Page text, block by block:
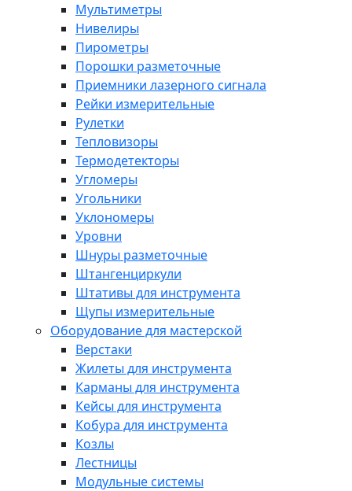
Мультиметры
Нивелиры
Пирометры
Порошки разметочные
Приемники лазерного сигнала
Рейки измерительные
Рулетки
Тепловизоры
Термодетекторы
Угломеры
Угольники
Уклономеры
Уровни
Шнуры разметочные
Штангенциркули
Штативы для инструмента
Щупы измерительные
Оборудование для мастерской
Верстаки
Жилеты для инструмента
Карманы для инструмента
Кейсы для инструмента
Кобура для инструмента
Козлы
Лестницы
Модульные системы